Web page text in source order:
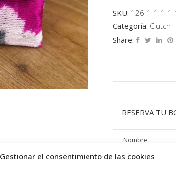
Gestionar el consentimiento de las cookies
SKU: 126-1-1-1-
Categoría: Clutch
Share:
RESERVA TU